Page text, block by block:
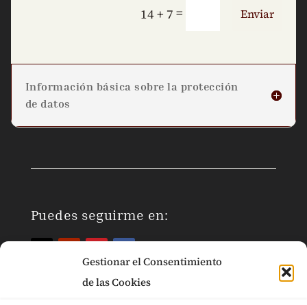
Gestionar el Consentimiento
de las Cookies
14 + 7 = Enviar
Información básica sobre la protección
de datos
Puedes seguirme en: